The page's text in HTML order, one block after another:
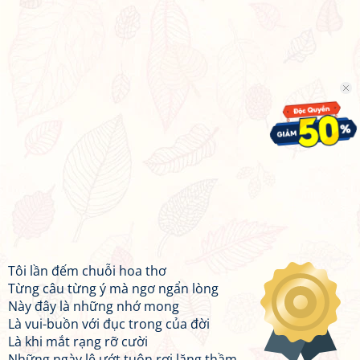
Tôi lần đếm chuỗi hoa thơ
Từng câu từng ý mà ngơ ngẩn lòng
Này đây là những nhớ mong
Là vui-buồn với đục trong của đời
Là khi mắt rạng rỡ cười